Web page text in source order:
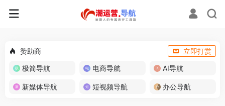
赞助商
立即打赏
极简导航
电商导航 AI导航
新媒体导航 短视频导航 办公导航